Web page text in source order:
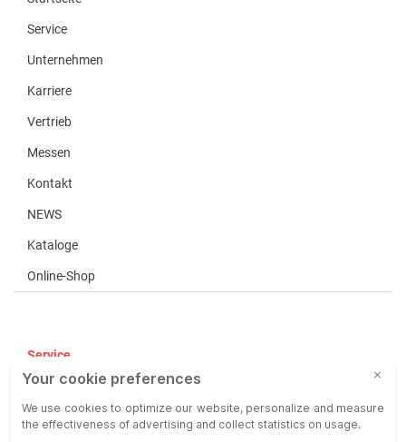
Service
Unternehmen
Karriere
Vertrieb
Messen
Kontakt
NEWS
Kataloge
Online-Shop
Service
AGB
AEB